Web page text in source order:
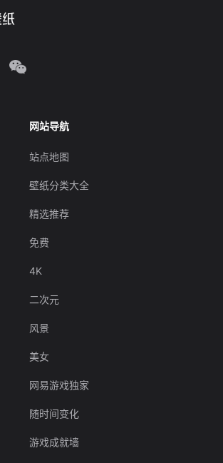
网站导航
站点地图
壁纸分类大全
精选推荐
免费
4K
二次元
风景
美女
网易游戏独家
随时间变化
游戏成就墙